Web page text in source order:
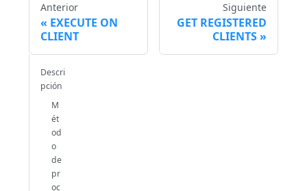
Anterior
EXECUTE ON
CLIENT
Siguiente
GET REGISTERED
CLIENTS
Descri
pción
M
ét
od
o
de
pr
oc